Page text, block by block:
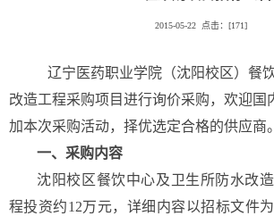
2015-05-22 点击：[171]
辽宁医药职业学院（沈阳校区）餐
改造工程采购项目进行询价采购，欢迎国
加本次采购活动，择优选定合格的供应商。
一、采购内容
沈阳校区餐饮中心及卫生所防水改
程投资约12万元，详细内容以招标文件为